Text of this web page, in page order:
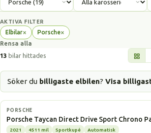
AKTIVA FILTER
Elbilar×
Ta
bort
filter
Porsche×
Ta
filter
Rensa alla
13 bilar hittades
Söker du billigaste elbilen? Visa
Elbil
PORSCHE
Porsche Taycan Direct Drive Sport Chrono
2021 4511 mil Sportkupé Automatisk